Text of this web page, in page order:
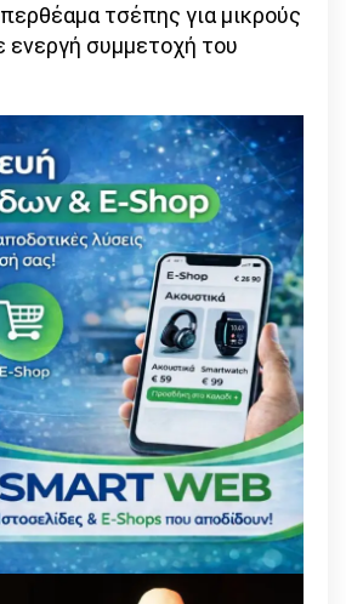
τσέπης για μικρούς
ενεργή συμμετοχή του